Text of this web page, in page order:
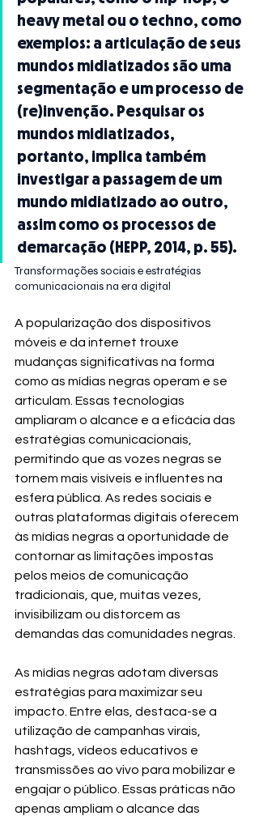
heavy metal ou o techno, como
exemplos: a articulação de seus
mundos midiatizados são uma
segmentação e um processo de
(re)invenção. Pesquisar os
mundos midiatizados,
portanto, implica também
investigar a passagem de um
mundo midiatizado ao outro,
assim como os processos de
demarcação (HEPP, 2014, p. 55).
Transformações sociais e estratégias
comunicacionais na era digital
A popularização dos dispositivos
móveis e da internet trouxe
mudanças significativas na forma
como as mídias negras operam e se
articulam. Essas tecnologias
ampliaram o alcance e a eficácia das
estratégias comunicacionais,
permitindo que as vozes negras se
tornem mais visíveis e influentes na
esfera pública. As redes sociais e
outras plataformas digitais oferecem
às mídias negras a oportunidade de
contornar as limitações impostas
pelos meios de comunicação
tradicionais, que, muitas vezes,
invisibilizam ou distorcem as
demandas das comunidades negras.
As mídias negras adotam diversas
estratégias para maximizar seu
impacto. Entre elas, destaca-se a
utilização de campanhas virais,
hashtags, vídeos educativos e
transmissões ao vivo para mobilizar e
engajar o público. Essas práticas não
apenas ampliam o alcance das